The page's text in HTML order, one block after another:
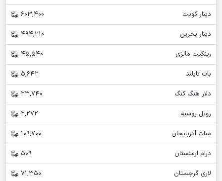
دینار کویت
603,400
دینار بحرین
494,210
رینگیت مالزی
45,540
بات تایلند
5,642
دلار هنگ کنگ
23,740
روبل روسیه
2,272
منات آذربایجان
109,700
درام ارمنستان
509
لاری گرجستان
71,350